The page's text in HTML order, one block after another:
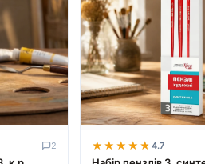
2 ★★★★★
★★★★★ 4.7